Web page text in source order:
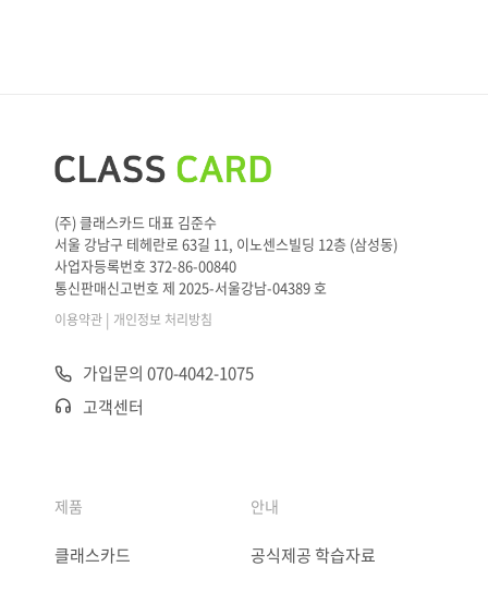
(주) 클래스카드 대표 김준수
서울 강남구 테헤란로 63길 11, 이노센스빌딩 12층 (삼성동)
사업자등록번호 372-86-00840
통신판매신고번호 제 2025-서울강남-04389 호
이용약관 | 개인정보 처리방침
가입문의 070-4042-1075
고객센터
제품
클래스카드
안내
공식제공 학습자료